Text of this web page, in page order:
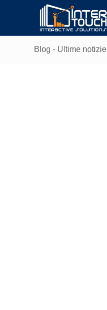
Blog - Ultime notizie